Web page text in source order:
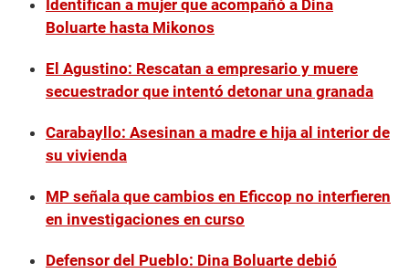
Identifican a mujer que acompañó a Dina
Boluarte hasta Mikonos
El Agustino: Rescatan a empresario y muere
secuestrador que intentó detonar una granada
Carabayllo: Asesinan a madre e hija al interior de
su vivienda
MP señala que cambios en Eficcop no interfieren
en investigaciones en curso
Defensor del Pueblo: Dina Boluarte debió